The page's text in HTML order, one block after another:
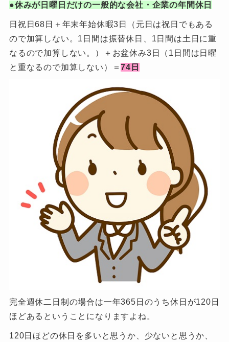
●休みが日曜日だけの一般的な会社・企業の年間休日
日祝日68日＋年末年始休暇3日（元日は祝日でもある
ので加算しない。1日間は振替休日、1日間は土日に重
なるので加算しない。）＋お盆休み3日（1日間は日曜
と重なるので加算しない）＝74日
完全週休二日制の場合は一年365日のうち休日が120日
ほどあるということになりますよね。
120日ほどの休日を多いと思うか、少ないと思うか、